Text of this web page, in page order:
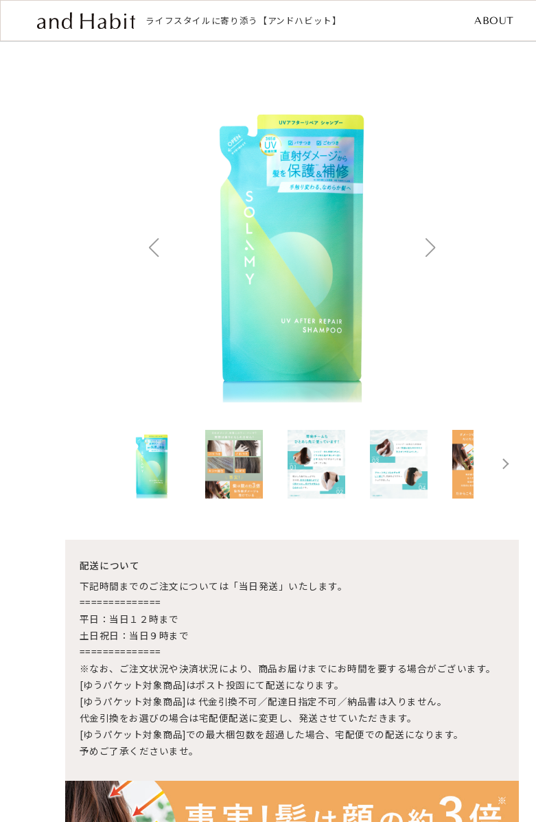
ライフスタイルに寄り添う【アンドハビット】 ABOUT
配送について
下記時間までのご注文については「当日発送」いたします。
==============
平日：当日１２時まで
土日祝日：当日９時まで
==============
※なお、ご注文状況や決済状況により、商品お届けまでにお時間を要する場合がございます。
[ゆうパケット対象商品]はポスト投函にて配送になります。
[ゆうパケット対象商品]は 代金引換不可／配達日指定不可／納品書は入りません。
代金引換をお選びの場合は宅配便配送に変更し、発送させていただきます。
[ゆうパケット対象商品]での最大梱包数を超過した場合、宅配便での配送になります。
予めご了承くださいませ。